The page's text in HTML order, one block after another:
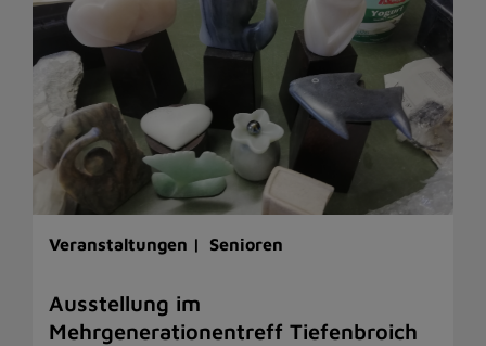
Veranstaltungen | Senioren
Ausstellung im
Mehrgenerationentreff Tiefenbroich